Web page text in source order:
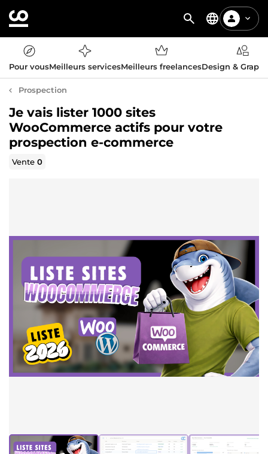
Pour vousMeilleurs servicesMeilleurs freelancesDesign &
Prospection
Je vais lister 1000 sites
WooCommerce actifs pour votre
prospection e-commerce
Vente0